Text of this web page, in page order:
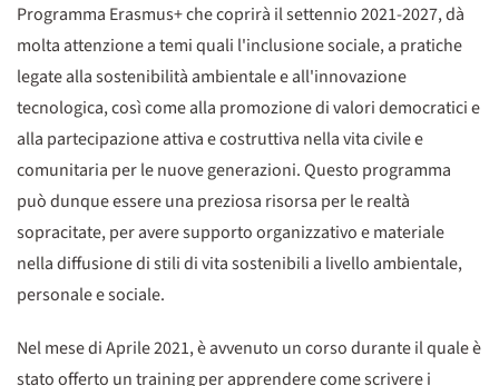
Programma Erasmus+ che coprirà il settennio 2021-2027, dà
molta attenzione a temi quali l'inclusione sociale, a pratiche
legate alla sostenibilità ambientale e all'innovazione
tecnologica, così come alla promozione di valori democratici e
alla partecipazione attiva e costruttiva nella vita civile e
comunitaria per le nuove generazioni. Questo programma
può dunque essere una preziosa risorsa per le realtà
sopracitate, per avere supporto organizzativo e materiale
nella diffusione di stili di vita sostenibili a livello ambientale,
personale e sociale.
Nel mese di Aprile 2021, è avvenuto un corso durante il quale è
stato offerto un training per apprendere come scrivere i